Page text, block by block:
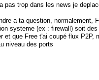
pas trop dans les news je
a ta question,
systeme (ex : firewall) soit
et que Free t'ai coupé flux P2P,
niveau des ports